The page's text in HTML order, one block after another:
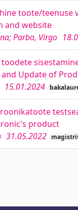
toote/teenuse
and website
Parbo, Virgo
Update of
15.01.2024
product
31.05.2022